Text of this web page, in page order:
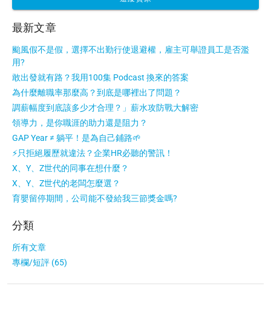
最新文章
颱風假不是假，選擇不出勤行使退避權，雇主可舉證員工是否濫
用?
敢出發就有路？我用100集 Podcast 換來的答案
為什麼離職率那麼高？到底是哪裡出了問題？
調薪幅度到底該多少才合理？」薪水攻防戰大解密
領導力，是你職涯的助力還是阻力？
GAP Year ≠ 躺平！是為自己鋪路🌱
⚡只拒絕履歷就違法？企業HR必聽的警訊！
X、Y、Z世代的同事在想什麼？
X、Y、Z世代的老闆怎麼選？
育嬰留停期間，公司能不發給我三節獎金嗎?
分類
所有文章
專欄/短評 (65)